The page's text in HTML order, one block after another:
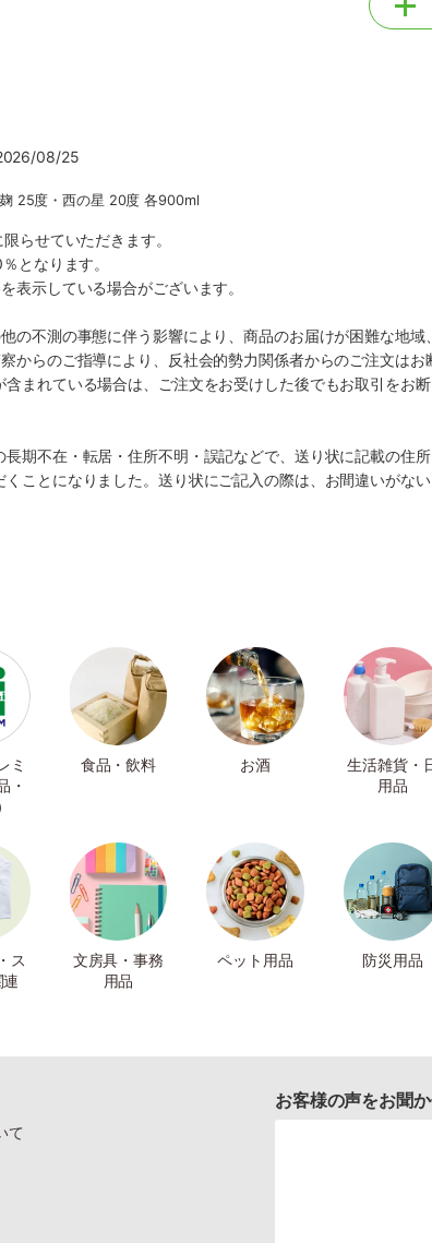
08/25
25度・西の星 20度 各900ml
らせていただきます。
となります。
表示している場合がございます。
の不測の事態に伴う影響により、商品のお届けが困難な地域
からのご指導により、反社会的勢力関係者からのご注文は
まれている場合は、ご注文をお受けした後でもお取引をお
期不在・転居・住所不明・誤記などで、送り状に記載の住
ことになりました。送り状にご記入の際は、お間違いがな
ミ
・
食品・飲料 お酒
生活雑貨・
用品
ス
文房具・事務
用品
ペット用品 防災用品
て
お客様の声をお聞